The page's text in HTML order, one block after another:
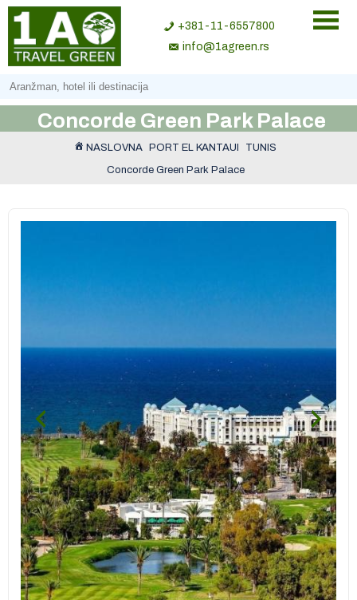
+381-11-6557800
info@1agreen.rs
Concorde Green Park Palace
NASLOVNA PORT EL KANTAUI
TUNIS
Concorde Green Park Palace